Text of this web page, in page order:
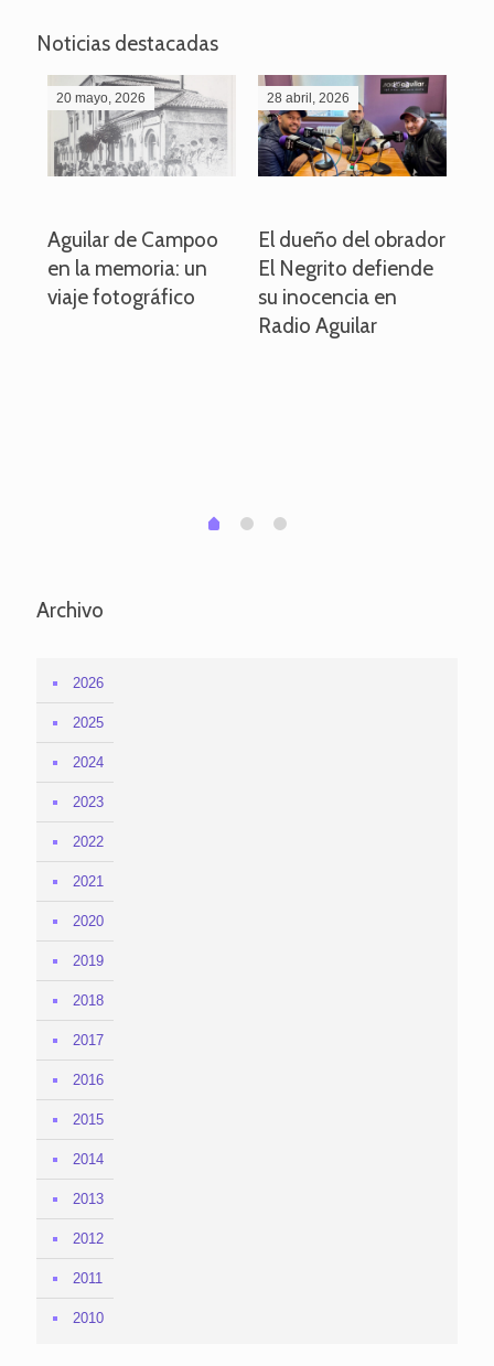
Noticias destacadas
20 mayo, 2026
Aguilar de Campoo
en la memoria: un
viaje fotográfico
28 abril, 2026
El dueño del obrador
El Negrito defiende
su inocencia en
Radio Aguilar
0 1 2
Archivo
2026
2025
2024
2023
2022
2021
2020
2019
2018
2017
2016
2015
2014
2013
2012
2011
2010